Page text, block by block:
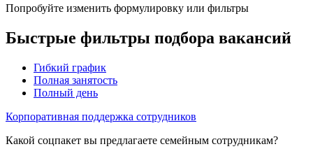
Попробуйте изменить формулировку или фильтры
Быстрые фильтры подбора вакансий
Гибкий график
Полная занятость
Полный день
Корпоративная поддержка сотрудников
Какой соцпакет вы предлагаете семейным сотрудникам?